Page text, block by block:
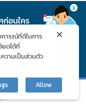
ก่อนใคร
X
การณ์ที่ดีในการ
ยดได้ที่
วามเป็นส่วนตัว
Allow